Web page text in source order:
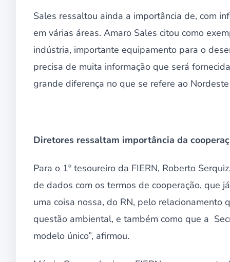
Sales ressaltou ainda a importância de, com
em várias áreas. Amaro Sales citou como
indústria, importante equipamento para o
precisa de muita informação que será
grande diferença no que se refere ao Nordeste
Diretores ressaltam importância da
Para o 1º tesoureiro da FIERN, Roberto
de dados com os termos de cooperação, que
uma coisa nossa, do RN, pelo
questão ambiental, e também como que a
modelo único”, afirmou.